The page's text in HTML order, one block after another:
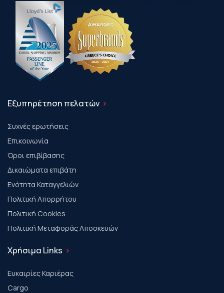
Εξυπηρέτηση πελατών
Συχνές ερωτήσεις
Επικοινωνία
Όροι επιβίβασης
Δικαιώματα επιβάτη
Ενότητα Καταγγελιών
Πολιτική Απορρήτου
Πολιτική Cookies
Πολιτική Μεταφοράς Αποσκευών
Χρήσιμα Links
Ευκαιρίες Καριέρας
Cargo